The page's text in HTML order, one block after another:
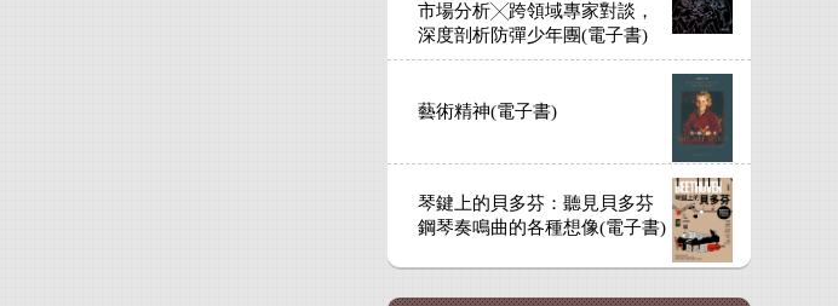
市場分析╳跨領域專家對談，
深度剖析防彈少年團(電子書)
藝術精神(電子書)
琴鍵上的貝多芬：聽見貝多芬
鋼琴奏鳴曲的各種想像(電子書)